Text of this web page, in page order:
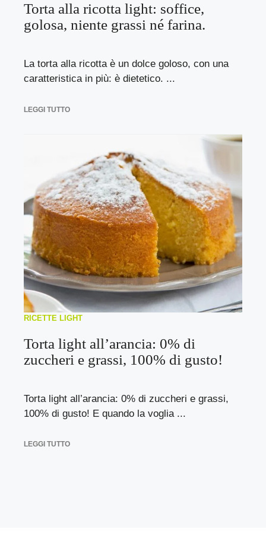
Torta alla ricotta light: soffice,
golosa, niente grassi né farina.
La torta alla ricotta è un dolce goloso, con una
caratteristica in più: è dietetico. ...
LEGGI TUTTO
RICETTE LIGHT
Torta light all’arancia: 0% di
zuccheri e grassi, 100% di gusto!
Torta light all’arancia: 0% di zuccheri e grassi,
100% di gusto! E quando la voglia ...
LEGGI TUTTO